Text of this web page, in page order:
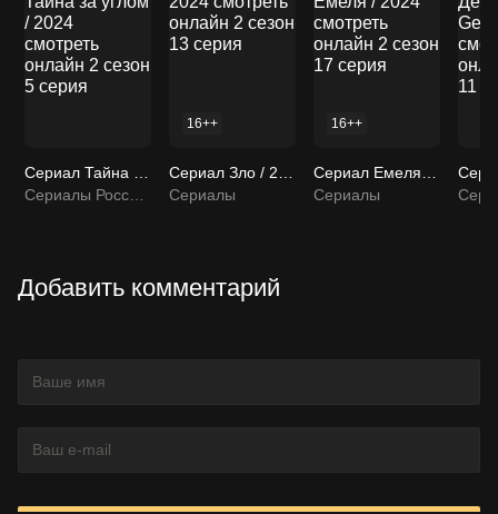
16++
Сериалы
16++
Сериалы
Добавить комментарий